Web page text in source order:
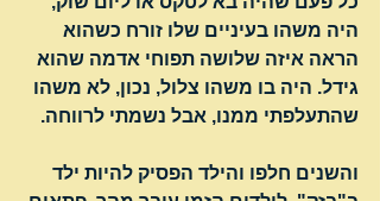
היה משהו בעיניים שלו זורח כשהוא
הראה איזה שלושה תפוחי אדמה שהוא
גידל. היה בו משהו צלול, נכון, לא משהו
שהתעלפתי ממנו, אבל נשמתי לרווחה.
והשנים חלפו והילד הפסיק להיות ילד